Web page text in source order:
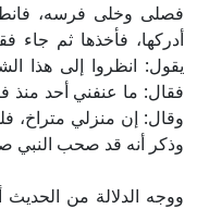
فصلى وخلى فرسه،
أدركها، فأخذها ثم جاء
يقول: انظروا إلى هذا
فقال: ما عنفني أحد منذ
وقال: إن منزلي متراخ،
وذكر أنه قد صحب النبي
ووجه الدلالة من